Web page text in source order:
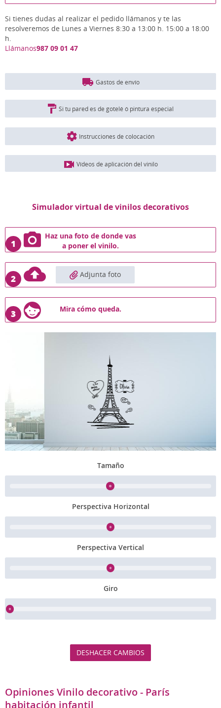
Si tienes dudas al realizar el pedido llámanos y te las
resolveremos de Lunes a Viernes 8:30 a 13:00 h. 15:00 a 18:00
h.
Llámanos987 09 01 47
Gastos de envío
Si tu pared es de gotelé ó pintura especial
Instrucciones de colocación
Vídeos de aplicación del vinilo
Simulador virtual de vinilos decorativos
1
Haz una foto de donde vas
a poner el vinilo.
2 Adjunta foto
3 Mira cómo queda.
Tamaño
Perspectiva Horizontal
Perspectiva Vertical
Giro
DESHACER CAMBIOS
Opiniones Vinilo decorativo - París
habitación infantil